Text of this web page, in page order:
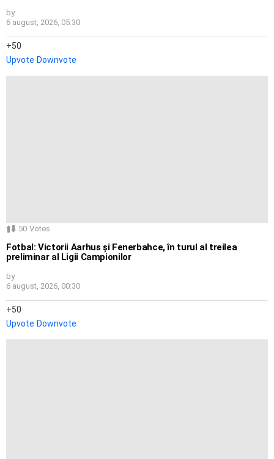
by
6 august, 2026, 05:30
50
Upvote Downvote
50 Votes
Fotbal: Victorii Aarhus și Fenerbahce, în turul al treilea
preliminar al Ligii Campionilor
by
6 august, 2026, 00:30
50
Upvote Downvote